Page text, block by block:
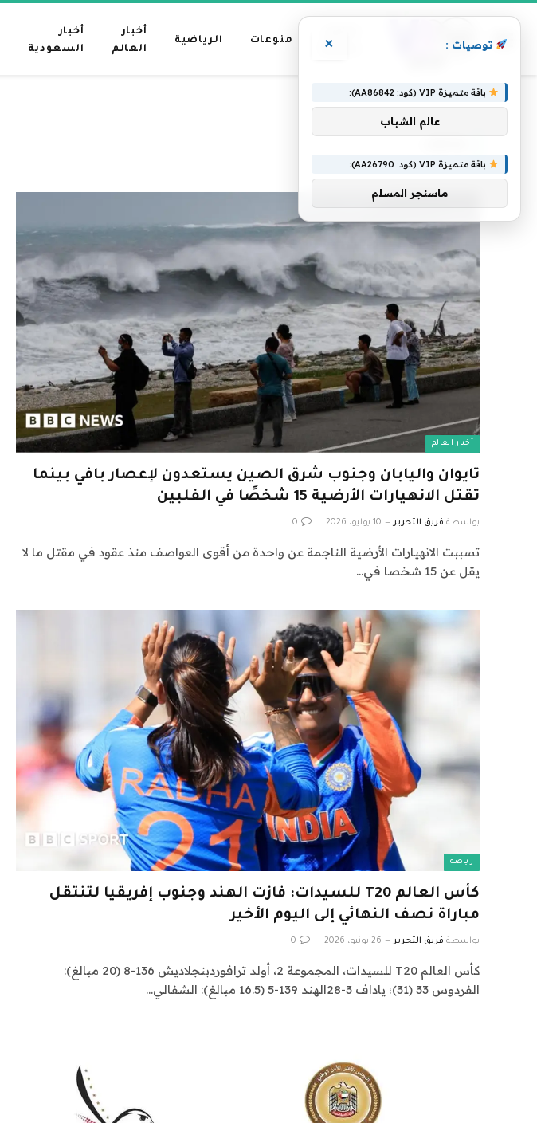
رئيسية
منوعات الرياضية
أخبار
العالم
أخبار
السعودية
الرئيسية » وجنوب
وجنوب
أخبار العالم
تايوان واليابان وجنوب شرق الصين يستعدون لإعصار بافي بينما
تقتل الانهيارات الأرضية 15 شخصًا في الفلبين
بواسطة فريق التحرير 10 يوليو، 2026 0
تسببت الانهيارات الأرضية الناجمة عن واحدة من أقوى العواصف منذ عقود في مقتل ما لا
يقل عن 15 شخصا في…
رياضة
كأس العالم T20 للسيدات: فازت الهند وجنوب إفريقيا لتنتقل
مباراة نصف النهائي إلى اليوم الأخير
بواسطة فريق التحرير 26 يونيو، 2026 0
كأس العالم T20 للسيدات، المجموعة 2، أولد ترافوردبنجلاديش 136-8 (20 مبالغ):
الفردوس 33 (31)؛ ياداف 3-28الهند 139-5 (16.5 مبالغ): الشفالي…
توصيات : ×
باقة متميزة VIP (كود: AA86842):
عالم الشباب
باقة متميزة VIP (كود: AA26790):
ماسنجر المسلم